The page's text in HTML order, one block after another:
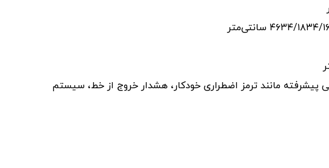
پیشرفته مانند ترمز اضطراری خودکار، هشدار خروج از خط، سیستم